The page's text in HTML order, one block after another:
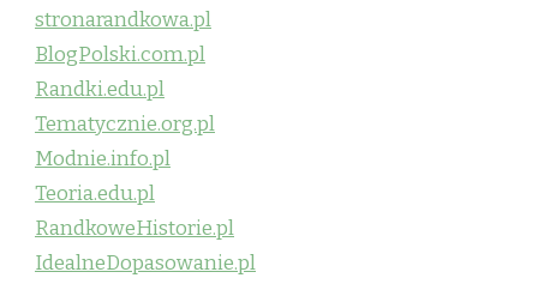
stronarandkowa.pl
BlogPolski.com.pl
Randki.edu.pl
Tematycznie.org.pl
Modnie.info.pl
Teoria.edu.pl
RandkoweHistorie.pl
IdealneDopasowanie.pl